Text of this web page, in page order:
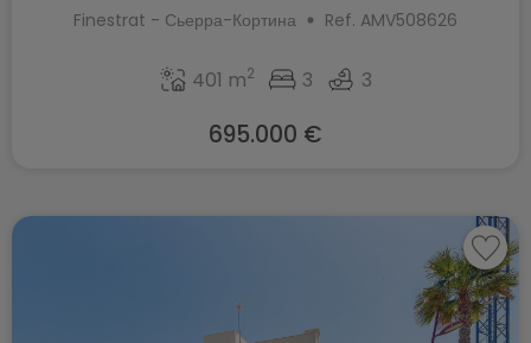
Finestrat - Сьерра-Кортина Ref. AMV508626
401 m2 3 3
695.000 €